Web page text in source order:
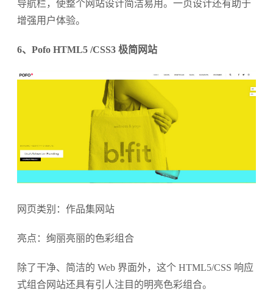
导航栏，使整个网站设计简洁易用。一页设计还有助于
增强用户体验。
6、Pofo HTML5 /CSS3 极简网站
网页类别：作品集网站
亮点：绚丽亮丽的色彩组合
除了干净、简洁的 Web 界面外，这个 HTML5/CSS 响应
式组合网站还具有引人注目的明亮色彩组合。